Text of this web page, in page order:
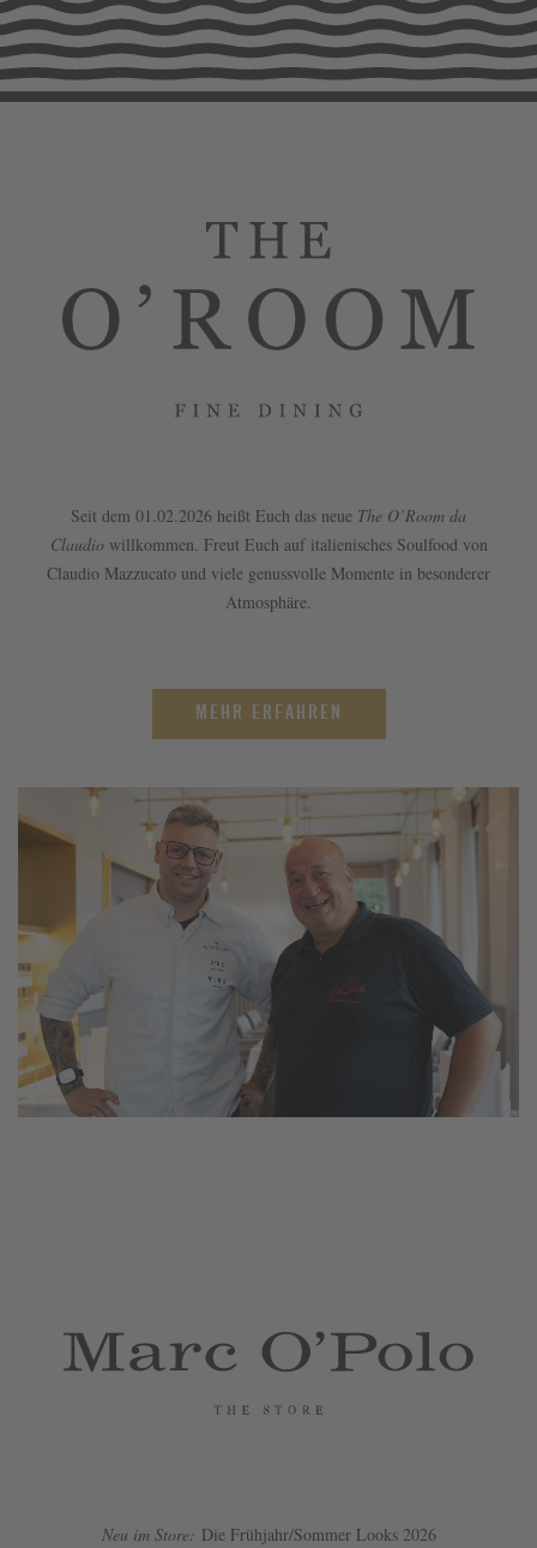
Seit dem 01.02.2026 heißt Euch das neue The O’Room da
Claudiowillkommen. Freut Euch auf italienisches Soulfood von
Claudio Mazzucato und viele genussvolle Momente in besonderer
Atmosphäre.
MEHR ERFAHREN
Neu im Store: Die Frühjahr/Sommer Looks 2026